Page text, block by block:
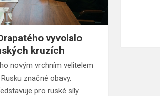
vyvolalo
kruzích
novým vrchním velitelem
značné obavy.
pro ruské síly